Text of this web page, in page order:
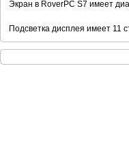
Экран в RoverPC S7 имеет
Подсветка дисплея имеет 11